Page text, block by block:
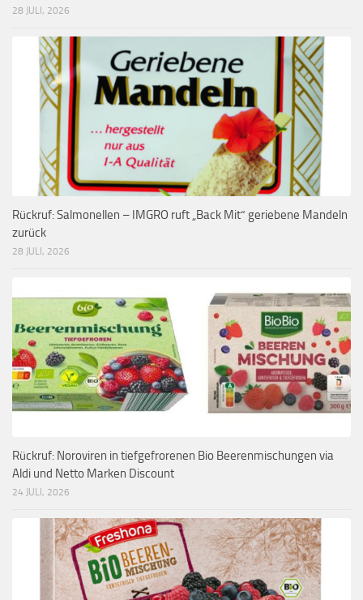
28 JULI, 2026
Rückruf: Salmonellen – IMGRO ruft „Back Mit“ geriebene Mandeln
zurück
28 JULI, 2026
Rückruf: Noroviren in tiefgefrorenen Bio Beerenmischungen via
Aldi und Netto Marken Discount
24 JULI, 2026